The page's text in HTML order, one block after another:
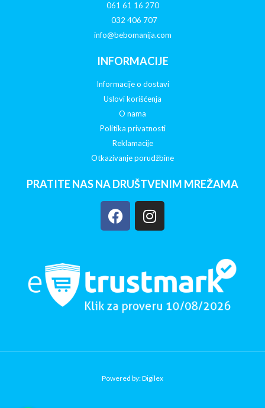
061 61 16 270
032 406 707
info@bebomanija.com
INFORMACIJE
Informacije o dostavi
Uslovi korišćenja
O nama
Politika privatnosti
Reklamacije
Otkazivanje porudžbine
PRATITE NAS NA DRUŠTVENIM MREŽAMA
Powered by: Digilex